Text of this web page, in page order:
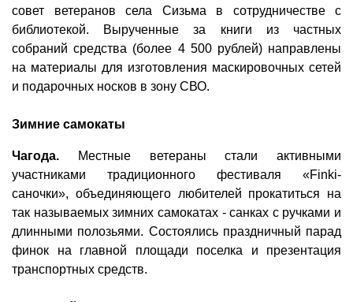
совет ветеранов села Сизьма в сотрудничестве с
библиотекой. Вырученные за книги из частных
собраний средства (более 4 500 рублей) направлены
на материалы для изготовления маскировочных сетей
и подарочных носков в зону СВО.
Зимние самокаты
Чагода. Местные ветераны стали активными
участниками традиционного фестиваля «Finki-
саночки», объединяющего любителей прокатиться на
так называемых зимних самокатах - санках с ручками и
длинными полозьями. Состоялись праздничный парад
финок на главной площади поселка и презентация
транспортных средств.